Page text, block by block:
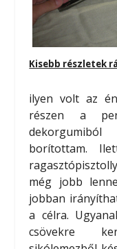
Kisebb részletek
ilyen volt az
részen a
borítottam.
még jobb
jobban
a célra.
csövekre